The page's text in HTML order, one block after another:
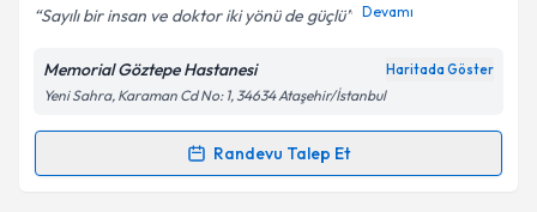
Metni'ni okudum ve kişisel verilerimin belirtilen
kapsamda işlenmesini kabul ediyorum.
Takvim Talebini Gönder
Sayılı bir insan ve doktor iki yönü de güçlü Devamı
Memorial Göztepe Hastanesi Haritada Göster
Yeni Sahra, Karaman Cd No: 1, 34634 Ataşehir/İstanbul
Randevu Talep Et
Randevu Takvimi Talebi